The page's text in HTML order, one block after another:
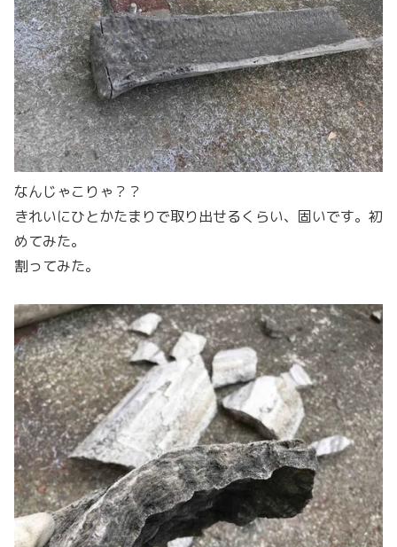
なんじゃこりゃ？？
きれいにひとかたまりで取り出せるくらい、固いです。初
めてみた。
割ってみた。